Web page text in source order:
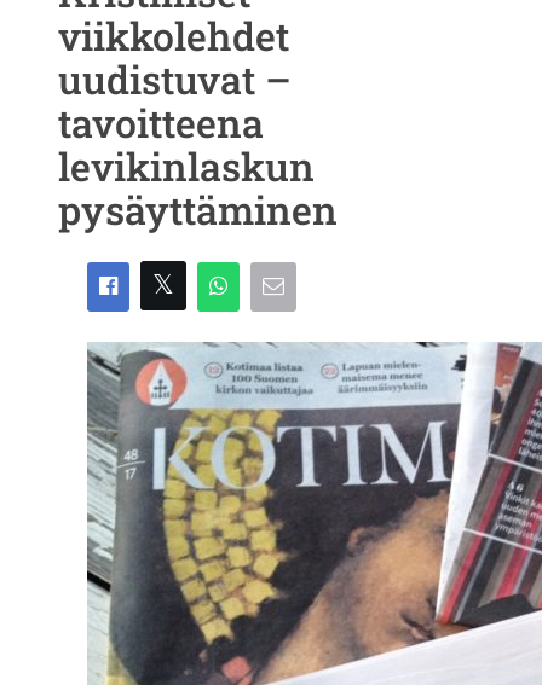
viikkolehdet
uudistuvat –
tavoitteena
levikinlaskun
pysäyttäminen